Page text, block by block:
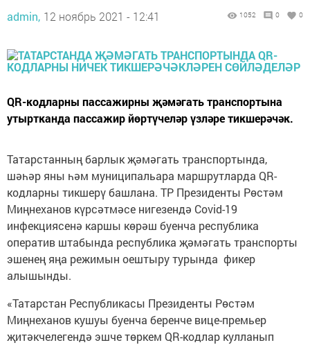
admin, 12 ноябрь 2021 - 12:41 1052 0 0
QR-кодларны пассажирны җәмәгать транспортына
утыртканда пассажир йөртүчеләр үзләре тикшерәчәк.
Татарстанның барлык җәмәгать транспортында,
шәһәр яны һәм муниципальара маршрутларда QR-
кодларны тикшерү башлана. ТР Президенты Рөстәм
Миңнеханов күрсәтмәсе нигезендә Covid-19
инфекциясенә каршы көрәш буенча республика
оператив штабында республика җәмәгать транспорты
эшенең яңа режимын оештыру турында фикер
алышынды.
«Татарстан Республикасы Президенты Рөстәм
Миңнеханов кушуы буенча беренче вице-премьер
җитәкчелегендә эшче төркем QR-кодлар кулланып